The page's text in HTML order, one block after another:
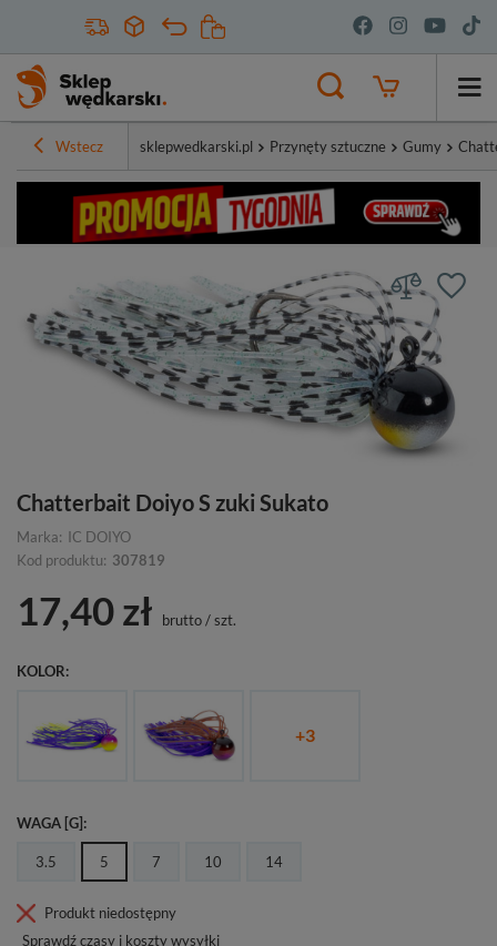
Wstecz sklepwedkarski.pl Przynęty sztuczne Gumy
Chatterbait Doiyo S zuki Sukato
Marka: IC DOIYO
Kod produktu: 307819
17,40 zł brutto/szt.
KOLOR
+3
WAGA [G]
3.5 5 7 10 14
Produkt niedostępny
Sprawdź czasy i koszty wysyłki